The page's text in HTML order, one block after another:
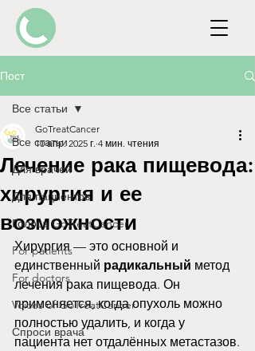
Пост
Все статьи
Для врачей
Для пациентов
Голоса GoTreatCancer
For patients
For doctors
Voices of GoTreatCancer
Спроси врача
Все статьи
Лечение рака пищевода:
хирургия и ее
возможности
GoTreatCancer
10 апр. 2025 г. 4 мин. чтения
Хирургия — это основной и
единственный радикальный метод
лечения рака пищевода. Он
применяется, когда опухоль можно
полностью удалить, и когда у
пациента нет отдалённых метастазов.